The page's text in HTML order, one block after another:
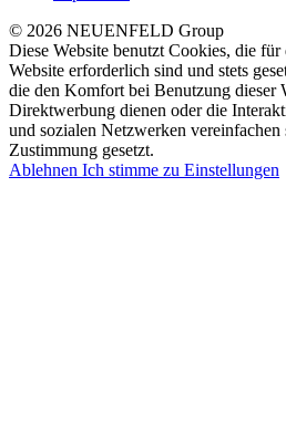
© 2026 NEUENFELD Group
Diese Website benutzt Cookies, die
Website erforderlich sind und stets
die den Komfort bei Benutzung dieser
Direktwerbung dienen oder die
und sozialen Netzwerken
Zustimmung gesetzt.
Ablehnen Ich stimme zu Einstellungen